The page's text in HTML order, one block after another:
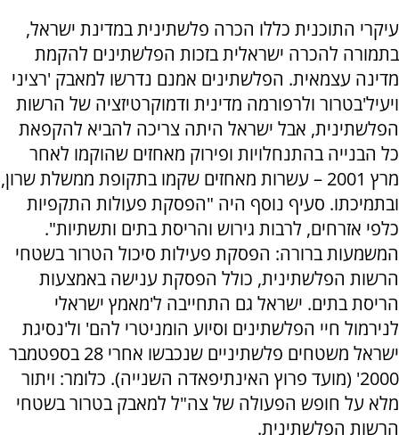
עיקרי התוכנית כללו הכרה פלשתינית במדינת ישראל,
בתמורה להכרה ישראלית בזכות הפלשתינים להקמת
מדינה עצמאית. הפלשתינים אמנם נדרשו למאבק 'רציני
ויעיל'בטרור ולרפורמה מדינית ודמוקרטיזציה של הרשות
הפלשתינית, אבל ישראל היתה צריכה להביא להקפאת
כל הבנייה בהתנחלויות ופירוק מאחזים שהוקמו לאחר
מרץ 2001 – עשרות מאחזים שקמו בתקופת ממשלת שרון,
ובתמיכתו. סעיף נוסף היה "הפסקת פעולות התקפיות
כלפי אזרחים, לרבות גירוש והריסת בתים ותשתיות".
המשמעות ברורה: הפסקת פעילות סיכול הטרור בשטחי
הרשות הפלשתינית, כולל הפסקת ענישה באמצעות
הריסת בתים. ישראל גם התחייבה ל'מאמץ ישראלי
לנירמול חיי הפלשתינים וסיוע הומניטרי להם' ול'נסיגת
ישראל משטחים פלשתיניים שנכבשו אחרי 28 בספטמבר
2000' (מועד פרוץ האינתיפאדה השנייה). כלומר: ויתור
מלא על חופש הפעולה של צה"ל למאבק בטרור בשטחי
הרשות הפלשתינית.